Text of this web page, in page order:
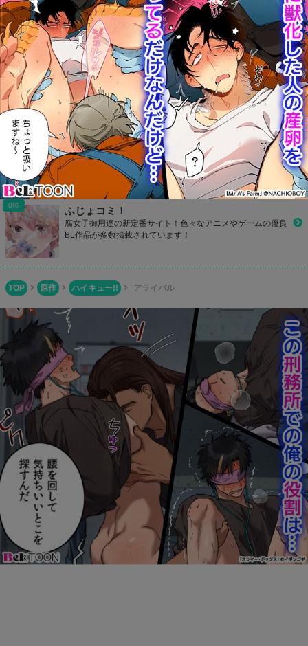
ト登録して読めたり、ランキングで人気作品が丸わかり！
801Books(ヤオイブックス)
毎日何冊も更新されているBL作品をチェック！検索機能も充
実しているので探したい同人誌が見つかるはず！
Boys Books(ボーイズブックス)
BL同人誌が簡単に一気読み！1タップで本編全てが読めちゃ
う便利なサイト！
ふじょコミ！
腐女子御用達の新定番サイト！色々なアニメやゲームの優良
BL作品が多数掲載されています！
TOP 原作 ハイキュー!! アライバル